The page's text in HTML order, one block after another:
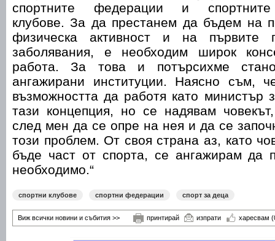
спортните федерации и спортните
клубове. За да престанем да бъдем на
физическа активност и на първите
заболявания, е необходим широк
работа. За това и потърсихме
ангажирани институции. Наясно съм,
възможността да работя като министър
тази концепция, но се надявам
след мен да се опре на нея и да се
този проблем. От своя страна аз, като
бъде част от спорта, се ангажирам да
необходимо.“
спортни клубове спортни федерации спорт за деца
Виж всички новини и събития >> принтирай изпрати харесвам